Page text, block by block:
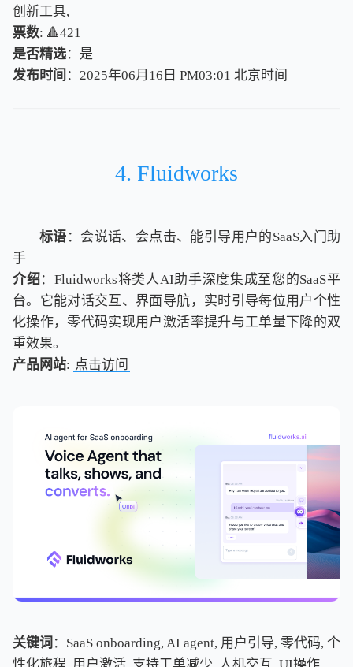
创新工具,
票数: 🔺421
是否精选：是
发布时间 ：2025年06月16日 PM03:01 北京时间
北京时间
4. Fluidworks
标语 ：会说话、会点击、能引导用户的SaaS入门助
手
介绍：Fluidworks将类人AI助手深度集成至您的SaaS平
台。它能对话交互、界面导航，实时引导每位用户个性
化操作，零代码实现用户激活率提升与工单量下降的双
重效果。
产品网站: 点击访问
关键词 ：SaaS onboarding, AI agent, 用户引导, 零代码, 个